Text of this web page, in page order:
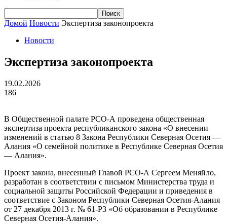
Домой Новости Экспертиза законопроекта
Новости
Экспертиза законопроекта
19.02.2026
186
В Общественной палате РСО-А проведена общественная
экспертиза проекта республиканского закона «О внесении
изменений в статью 8 Закона Республики Северная Осетия —
Алания «О семейной политике в Республике Северная Осетия
— Алания».
Проект закона, внесенный Главой РСО-А Сергеем Меняйло,
разработан в соответствии с письмом Министерства труда и
социальной защиты Российской Федерации и приведения в
соответствие с Законом Республики Северная Осетия-Алания
от 27 декабря 2013 г. № 61-P3 «Об образовании в Республике
Северная Осетия-Алания».